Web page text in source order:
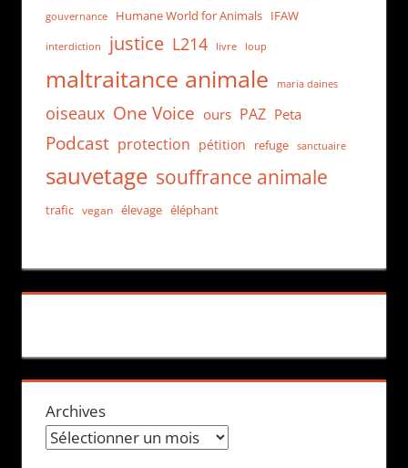
gouvernance Humane World for Animals IFAW
interdiction justice L214 livre loup
maltraitance animale maria daines
oiseaux One Voice ours PAZ Peta
Podcast protection pétition refuge sanctuaire
sauvetage souffrance animale
trafic vegan élevage éléphant
Archives